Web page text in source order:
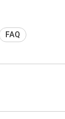
FAQ